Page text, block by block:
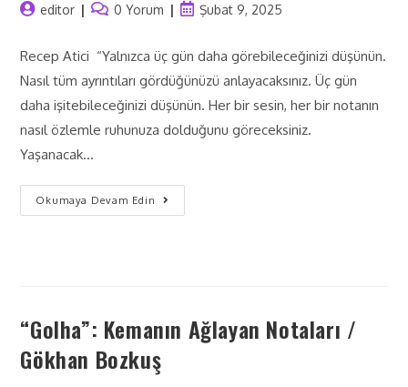
editor 0 Yorum Şubat 9, 2025
Recep Atici “Yalnızca üç gün daha görebileceğinizi düşünün.
Nasıl tüm ayrıntıları gördüğünüzü anlayacaksınız. Üç gün
daha işitebileceğinizi düşünün. Her bir sesin, her bir notanın
nasıl özlemle ruhunuza dolduğunu göreceksiniz.
Yaşanacak…
Okumaya Devam Edin
“Golha”: Kemanın Ağlayan Notaları /
Gökhan Bozkuş